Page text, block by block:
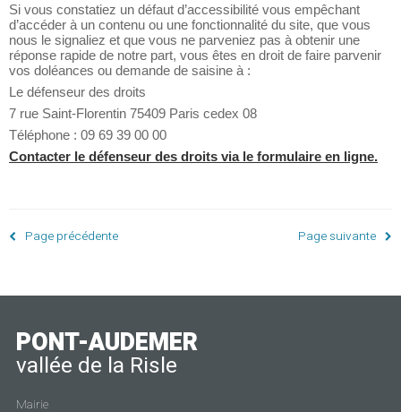
Si vous constatiez un défaut d’accessibilité vous empêchant
d’accéder à un contenu ou une fonctionnalité du site, que vous
nous le signaliez et que vous ne parveniez pas à obtenir une
réponse rapide de notre part, vous êtes en droit de faire parvenir
vos doléances ou demande de saisine à :
Le défenseur des droits
7 rue Saint-Florentin 75409 Paris cedex 08
Téléphone : 09 69 39 00 00
Contacter le défenseur des droits via le formulaire en ligne.
Page précédente Page suivante
PONT-AUDEMER
vallée de la Risle
Mairie